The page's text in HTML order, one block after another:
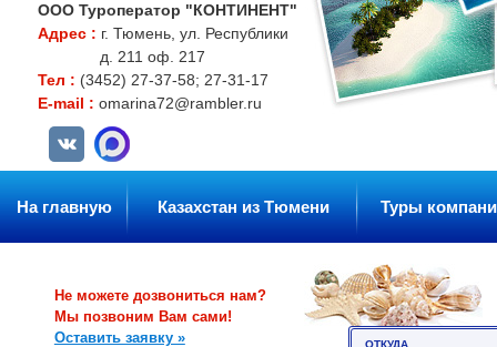
ООО Туроператор "КОНТИНЕНТ"
Адрес : г. Тюмень, ул. Республики
д. 211 оф. 217
Тел : (3452) 27-37-58; 27-31-17
E-mail : omarina72@rambler.ru
На главную Казахстан из Тюмени Туры
Не можете дозвониться нам?
Мы позвоним Вам сами!
Оставить заявку »